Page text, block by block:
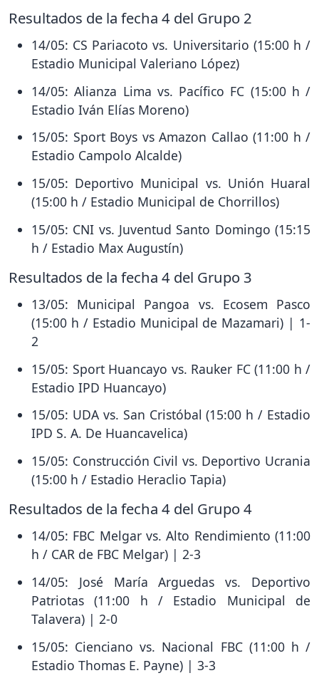
Resultados de la fecha 4 del Grupo 2
14/05: CS Pariacoto vs. Universitario (15:00 h /
Estadio Municipal Valeriano López)
14/05: Alianza Lima vs. Pacífico FC (15:00 h /
Estadio Iván Elías Moreno)
15/05: Sport Boys vs Amazon Callao (11:00 h /
Estadio Campolo Alcalde)
15/05: Deportivo Municipal vs. Unión Huaral
(15:00 h / Estadio Municipal de Chorrillos)
15/05: CNI vs. Juventud Santo Domingo (15:15
h / Estadio Max Augustín)
Resultados de la fecha 4 del Grupo 3
13/05: Municipal Pangoa vs. Ecosem Pasco
(15:00 h / Estadio Municipal de Mazamari) | 1-
2
15/05: Sport Huancayo vs. Rauker FC (11:00 h /
Estadio IPD Huancayo)
15/05: UDA vs. San Cristóbal (15:00 h / Estadio
IPD S. A. De Huancavelica)
15/05: Construcción Civil vs. Deportivo Ucrania
(15:00 h / Estadio Heraclio Tapia)
Resultados de la fecha 4 del Grupo 4
14/05: FBC Melgar vs. Alto Rendimiento (11:00
h / CAR de FBC Melgar) | 2-3
14/05: José María Arguedas vs. Deportivo
Patriotas (11:00 h / Estadio Municipal de
Talavera) | 2-0
15/05: Cienciano vs. Nacional FBC (11:00 h /
Estadio Thomas E. Payne) | 3-3